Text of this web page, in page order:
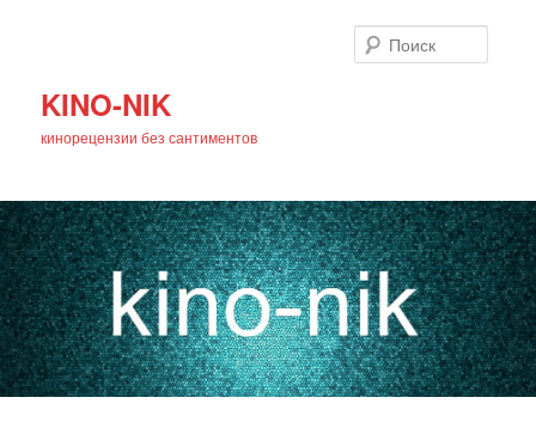
KINO-NIK
кинорецензии без сантиментов